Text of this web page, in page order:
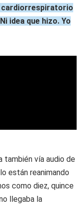
cardiorrespiratorio
idea que hizo. Yo
también vía audio de
están reanimando
como diez, quince
llegaba la